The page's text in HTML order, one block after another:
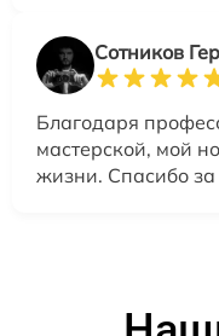
Сотников
Благодаря
мастерской, мой
жизни. Спасибо